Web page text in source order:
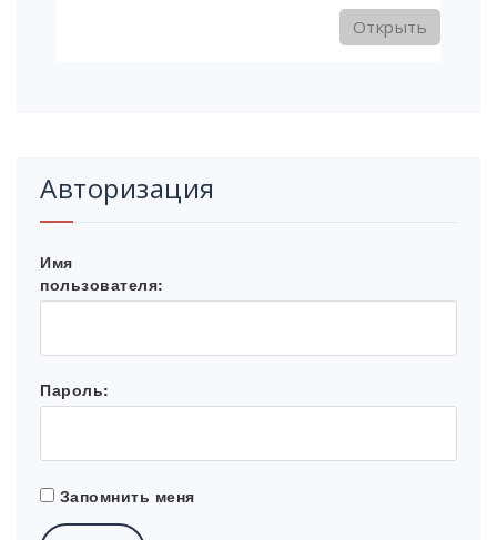
Открыть
Авторизация
Имя
пользователя:
Пароль:
Запомнить меня